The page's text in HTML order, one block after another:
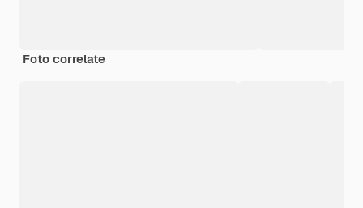
Foto correlate